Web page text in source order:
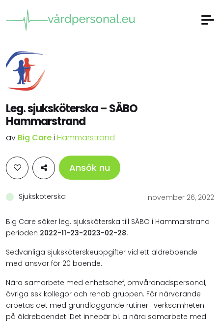
Leg. sjuksköterska – SÄBO
Hammarstrand
av Big Carei Hammarstrand
Ansök nu
Sjuksköterska november 26, 2022
Big Care söker leg. sjuksköterska till SÄBO i Hammarstrand
perioden 2022-11-23-2023-02-28.
Sedvanliga sjuksköterskeuppgifter vid ett äldreboende
med ansvar för 20 boende.
Nära samarbete med enhetschef, omvårdnadspersonal,
övriga ssk kollegor och rehab gruppen. För närvarande
arbetas det med grundläggande rutiner i verksamheten
på äldreboendet. Det innebär bl. a nära samarbete med